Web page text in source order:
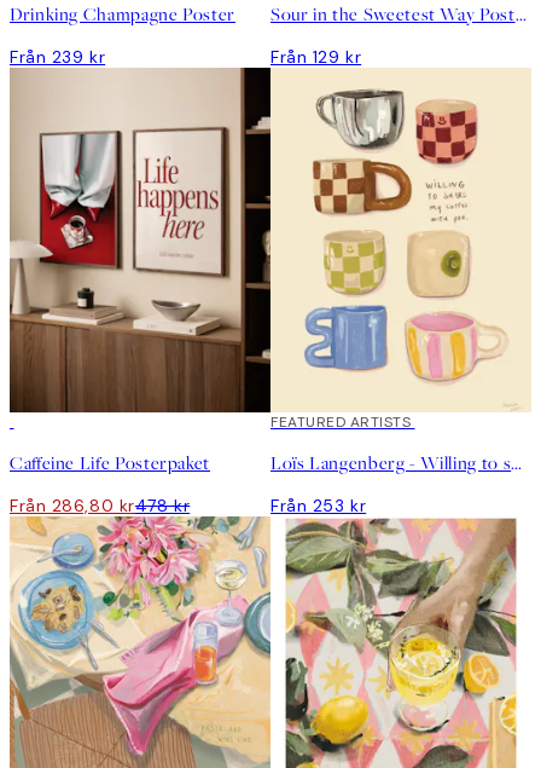
Drinking Champagne Poster
Från 239 kr
Sour in the Sweetest Way Poster
Från 129 kr
Caffeine Life Posterpaket
Från 286,80 kr478 kr
FEATURED ARTISTS
Loïs Langenberg - Willing to share my Coffe with you Poster
Från 253 kr